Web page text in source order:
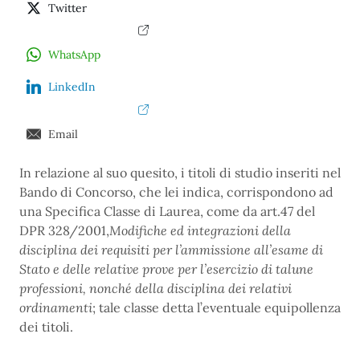
Twitter
WhatsApp
LinkedIn
Email
In relazione al suo quesito, i titoli di studio inseriti nel
Bando di Concorso, che lei indica, corrispondono ad
una Specifica Classe di Laurea, come da art.47 del
DPR 328/2001,Modifiche ed integrazioni della
disciplina dei requisiti per l’ammissione all’esame di
Stato e delle relative prove per l’esercizio di talune
professioni, nonché della disciplina dei relativi
ordinamenti; tale classe detta l’eventuale equipollenza
dei titoli.